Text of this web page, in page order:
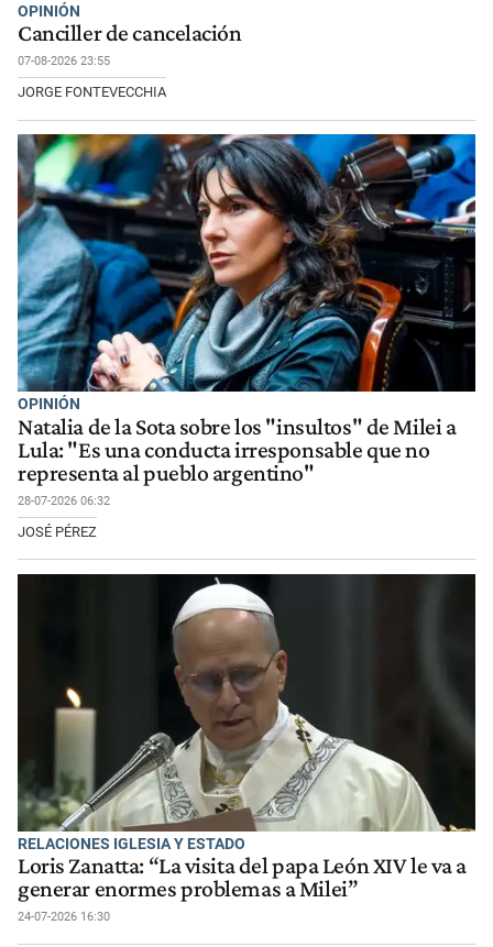
OPINIÓN
Canciller de cancelación
07-08-2026 23:55
JORGE FONTEVECCHIA
OPINIÓN
Natalia de la Sota sobre los "insultos" de Milei a
Lula: "Es una conducta irresponsable que no
representa al pueblo argentino"
28-07-2026 06:32
JOSÉ PÉREZ
RELACIONES IGLESIA Y ESTADO
Loris Zanatta: “La visita del papa León XIV le va a
generar enormes problemas a Milei”
24-07-2026 16:30